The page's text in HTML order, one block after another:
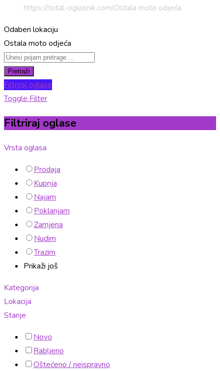
https://total-oglasnik.com/Ostala moto odjeća
Odaberi lokaciju
Ostala moto odjeća
Pretraži
Filtriraj oglase
Toggle Filter
Filtriraj oglase
Vrsta oglasa
Prodaja
Kupnja
Najam
Poklanjam
Zamjena
Nudim
Trazim
Prikaži još
Kategorija
Lokacija
Stanje
Novo
Rabljeno
Oštećeno / neispravno